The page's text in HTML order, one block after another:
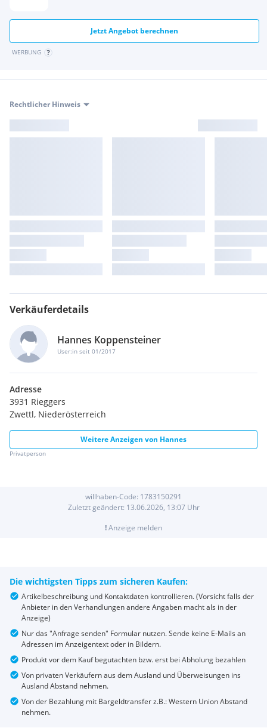
Jetzt Angebot berechnen
WERBUNG
Rechtlicher Hinweis
Verkäuferdetails
Hannes Koppensteiner
User:in seit 01/2017
Adresse
3931 Rieggers
Zwettl, Niederösterreich
Weitere Anzeigen von Hannes
Privatperson
willhaben-Code: 1783150291
Zuletzt geändert: 13.06.2026, 13:07Uhr
!Anzeige melden
Die wichtigsten Tipps zum sicheren Kaufen:
Artikelbeschreibung und Kontaktdaten kontrollieren. (Vorsicht falls der
Anbieter in den Verhandlungen andere Angaben macht als in der
Anzeige)
Nur das "Anfrage senden" Formular nutzen. Sende keine E-Mails an
Adressen im Anzeigentext oder in Bildern.
Produkt vor dem Kauf begutachten bzw. erst bei Abholung bezahlen
Von privaten Verkäufern aus dem Ausland und Überweisungen ins
Ausland Abstand nehmen.
Von der Bezahlung mit Bargeldtransfer z.B.: Western Union Abstand
nehmen.